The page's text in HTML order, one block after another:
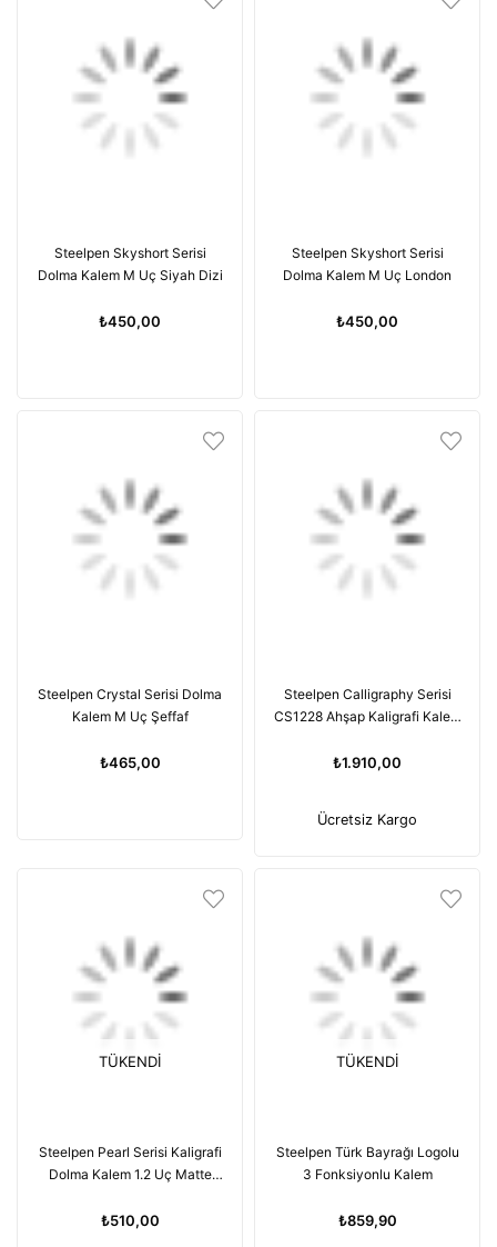
Steelpen Skyshort Serisi
Dolma Kalem M Uç Siyah Dizi
₺450,00
Steelpen Skyshort Serisi
Dolma Kalem M Uç London
₺450,00
Steelpen Crystal Serisi Dolma
Kalem M Uç Şeffaf
₺465,00
Steelpen Calligraphy Serisi
CS1228 Ahşap Kaligrafi Kalem
₺1.910,00
Ücretsiz Kargo
TÜKENDI
Steelpen Pearl Serisi Kaligrafi
Dolma Kalem 1.2 Uç Matte
₺510,00
TÜKENDI
Steelpen Türk Bayrağı Logolu
3 Fonksiyonlu Kalem
₺859,90